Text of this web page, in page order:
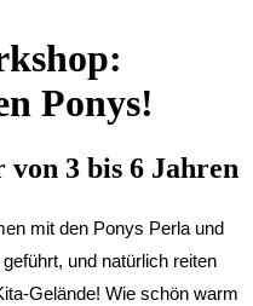
Ponys!
3 bis 6 Jahren
mit den Ponys Perla und
und natürlich reiten
Gelände! Wie schön warm